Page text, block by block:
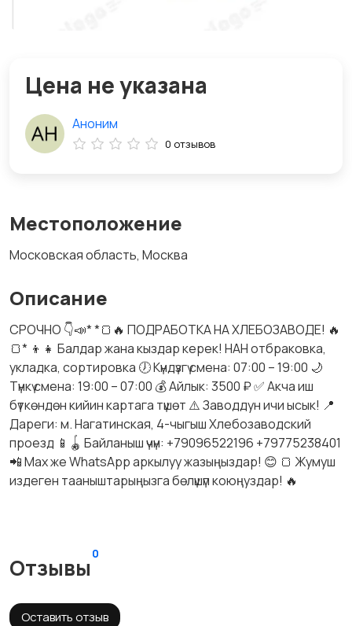
Местоположение
Московская область, Москва
Описание
СРОЧНО 👇📣* *🍞🔥 ПОДРАБОТКА НА ХЛЕБОЗАВОДЕ! 🔥
🍞* 👦👧 Балдар жана кыздар керек! НАН отбраковка,
укладка, сортировка 🕖 Күндүзгү смена: 07:00 – 19:00 🌙
Түнкү смена: 19:00 – 07:00 💰 Айлык: 3500 ₽ ✅ Акча иш
бүткөндөн кийин картага түшөт ⚠️ Заводдун ичи ысык! 📍
Дареги: м. Нагатинская, 4-чыгыш Хлебозаводский
проезд 📱🪀 Байланыш үчүн: +79096522196 +79775238401
📲 Мах же WhatsApp аркылуу жазыңыздар! 😊 🍞 Жумуш
издеген тааныштарыңызга бөлүшүп коюңуздар! 🔥
Отзывы
0
Оставить отзыв
Цена не указана
Аноним
0 отзывов